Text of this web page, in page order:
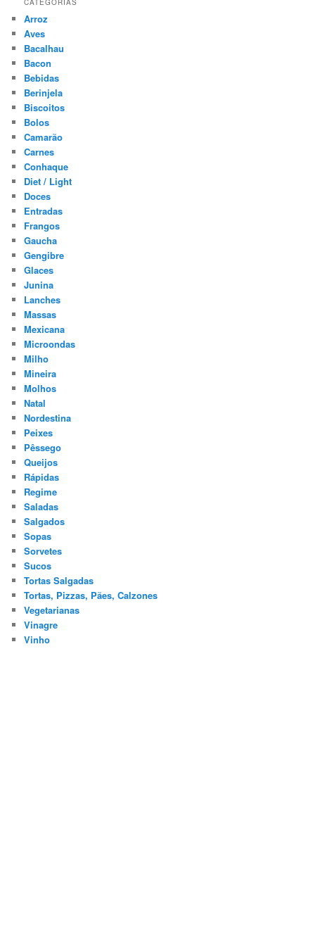
CATEGORIAS
Arroz
Aves
Bacalhau
Bacon
Bebidas
Berinjela
Biscoitos
Bolos
Camarão
Carnes
Conhaque
Diet / Light
Doces
Entradas
Frangos
Gaucha
Gengibre
Glaces
Junina
Lanches
Massas
Mexicana
Microondas
Milho
Mineira
Molhos
Natal
Nordestina
Peixes
Pêssego
Queijos
Rápidas
Regime
Saladas
Salgados
Sopas
Sorvetes
Sucos
Tortas Salgadas
Tortas, Pizzas, Pães, Calzones
Vegetarianas
Vinagre
Vinho